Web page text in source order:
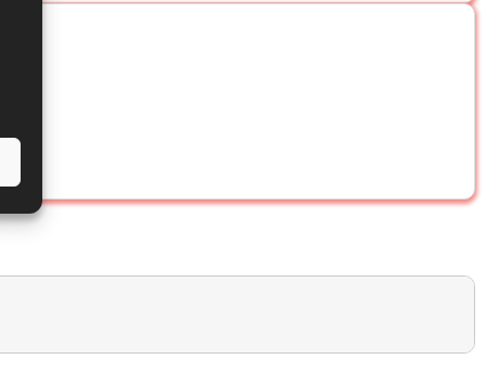
perfil dulcey asegurar una generosa producción de
cáñamo industrial.